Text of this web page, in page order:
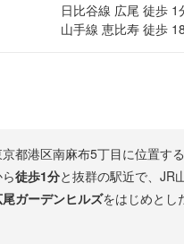
日比谷線 広尾 徒歩 1
山手線 恵比寿 徒歩
都港区南麻布5丁目に位置す
徒歩1分と抜群の駅近で、JR
尾ガーデンヒルズをはじめとし